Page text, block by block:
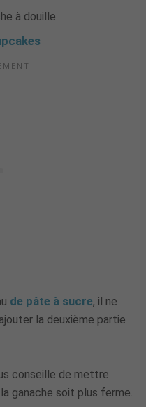
à douille
de pâte à sucre, il ne
la deuxième partie
conseille de mettre
ganache soit plus ferme.